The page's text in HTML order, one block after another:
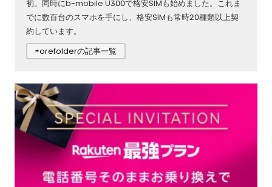
初。同時にb-mobile U300で格安SIMも始めました。これま
でに数百台のスマホを手にし、格安SIMも常時20種類以上契
約しています。
⇨orefolderの記事一覧